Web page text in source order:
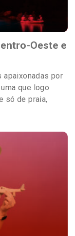
Oeste e
apaixonadas por
que logo
só de praia,